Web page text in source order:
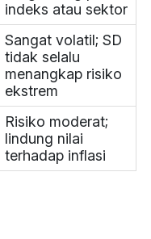
indeks atau sektor
Sangat volatil; SD
tidak selalu
menangkap risiko
ekstrem
Risiko moderat;
lindung nilai
terhadap inflasi